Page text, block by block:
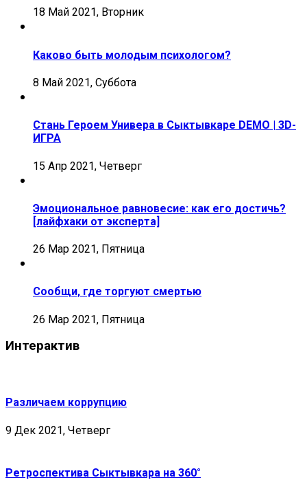
18 Май 2021, Вторник
Каково быть молодым психологом?
8 Май 2021, Суббота
Стань Героем Универа в Сыктывкаре DEMO | 3D-
ИГРА
15 Апр 2021, Четверг
Эмоциональное равновесие: как его достичь?
[лайфхаки от эксперта]
26 Мар 2021, Пятница
Сообщи, где торгуют смертью
26 Мар 2021, Пятница
Интерактив
Различаем коррупцию
9 Дек 2021, Четверг
Ретроспектива Сыктывкара на 360°